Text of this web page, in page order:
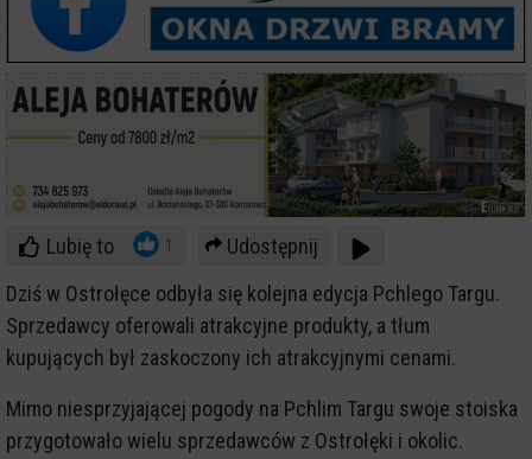
Lubię to 1
Udostępnij
Dziś w Ostrołęce odbyła się kolejna edycja Pchlego Targu.
Sprzedawcy oferowali atrakcyjne produkty, a tłum
kupujących był zaskoczony ich atrakcyjnymi cenami.
Mimo niesprzyjającej pogody na Pchlim Targu swoje stoiska
przygotowało wielu sprzedawców z Ostrołęki i okolic.